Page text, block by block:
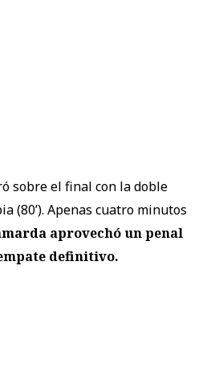
sobre el final con la doble
(80’). Apenas cuatro minutos
aprovechó un penal
definitivo.